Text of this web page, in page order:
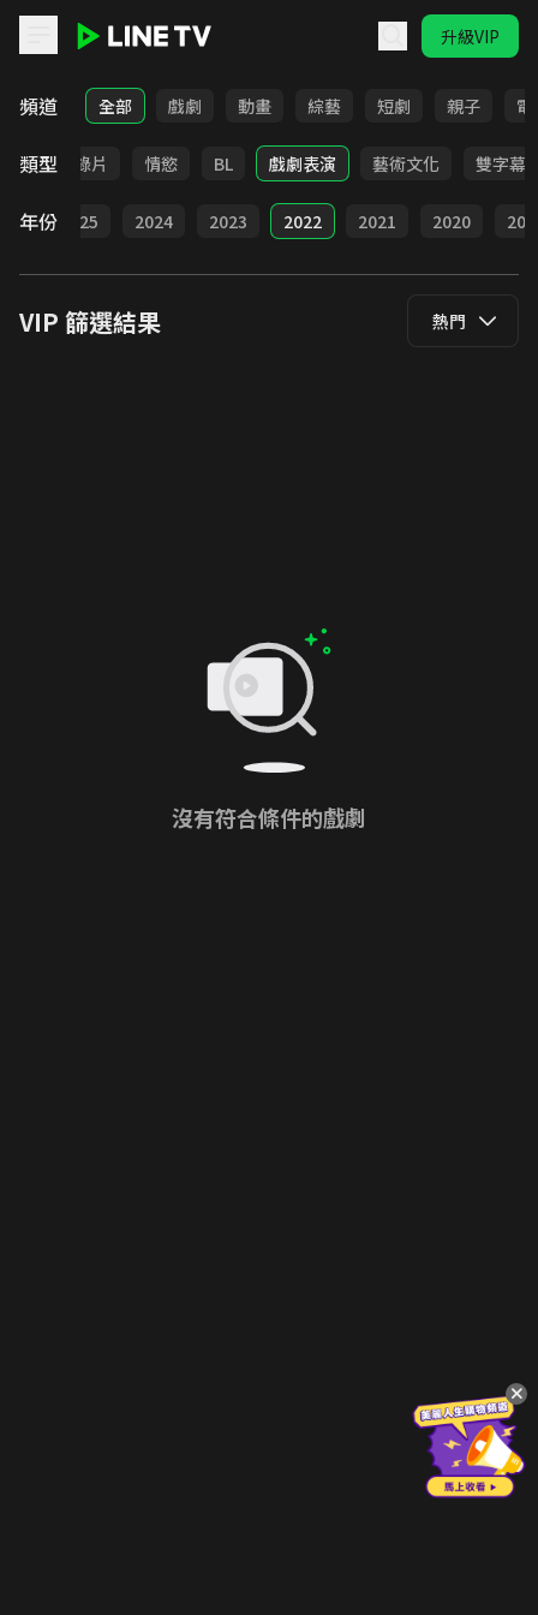
升級VIP
LINE TV - VIP
頻道 全部 戲劇 動畫 綜藝 短劇 親子 電
類型
爭 紀錄片 情慾 BL 戲劇表演 藝術文化 雙字幕
年份 2025 2024 2023 2022 2021 2020
VIP 篩選結果 熱門
沒有符合條件的戲劇